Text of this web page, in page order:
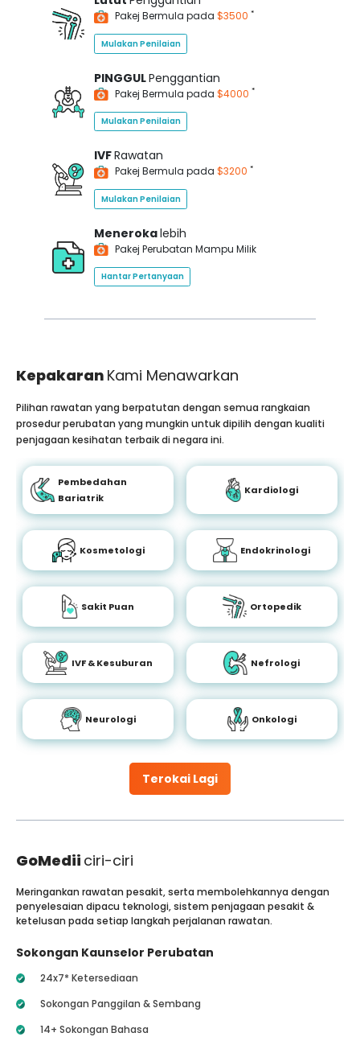
Pakej Bermula pada $3500 *
Mulakan Penilaian
PINGGULPenggantian
Pakej Bermula pada $4000 *
Mulakan Penilaian
IVFRawatan
Pakej Bermula pada $3200 *
Mulakan Penilaian
Menerokalebih
Pakej Perubatan Mampu Milik
Hantar Pertanyaan
Kepakaran Kami Menawarkan
Terokai Lagi
Pilihan rawatan yang berpatutan dengan semua rangkaian
prosedur perubatan yang mungkin untuk dipilih dengan kualiti
penjagaan kesihatan terbaik di negara ini.
Pembedahan
Bariatrik
Kardiologi
Kosmetologi Endokrinologi
Sakit Puan Ortopedik
IVF & Kesuburan Nefrologi
Neurologi Onkologi
GoMedii ciri-ciri
Meringankan rawatan pesakit, serta membolehkannya dengan
penyelesaian dipacu teknologi, sistem penjagaan pesakit &
ketelusan pada setiap langkah perjalanan rawatan.
Sokongan Kaunselor Perubatan
24x7* Ketersediaan
Sokongan Panggilan & Sembang
14+ Sokongan Bahasa